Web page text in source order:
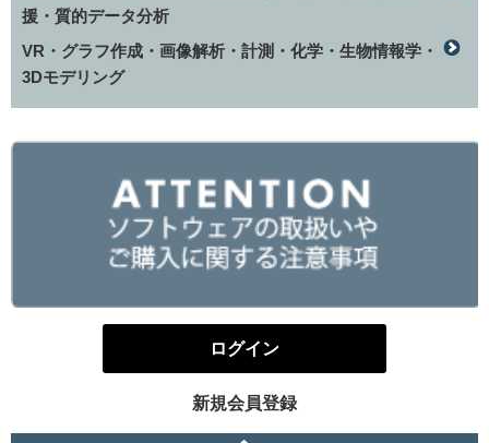
援・質的データ分析
VR・グラフ作成・画像解析・計測・化学・生物情報学・
3Dモデリング
ログイン
新規会員登録